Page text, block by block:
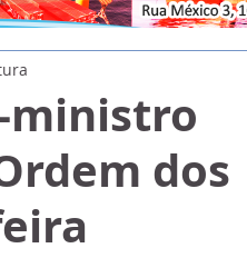
ministro
dos